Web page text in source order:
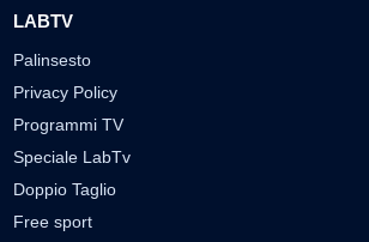
LABTV
Palinsesto
Privacy Policy
Programmi TV
Speciale LabTv
Doppio Taglio
Free sport